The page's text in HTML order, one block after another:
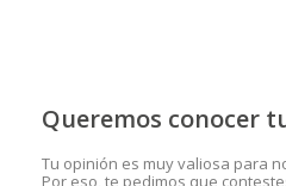
Queremos conocer
Tu opinión es muy valiosa para
Por eso, te pedimos que